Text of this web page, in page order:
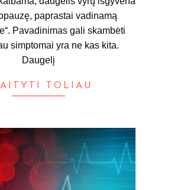
paprastai vadinamą
Pavadinimas gali skambėti
simptomai yra ne kas kita.
Daugelį
TOLIAU